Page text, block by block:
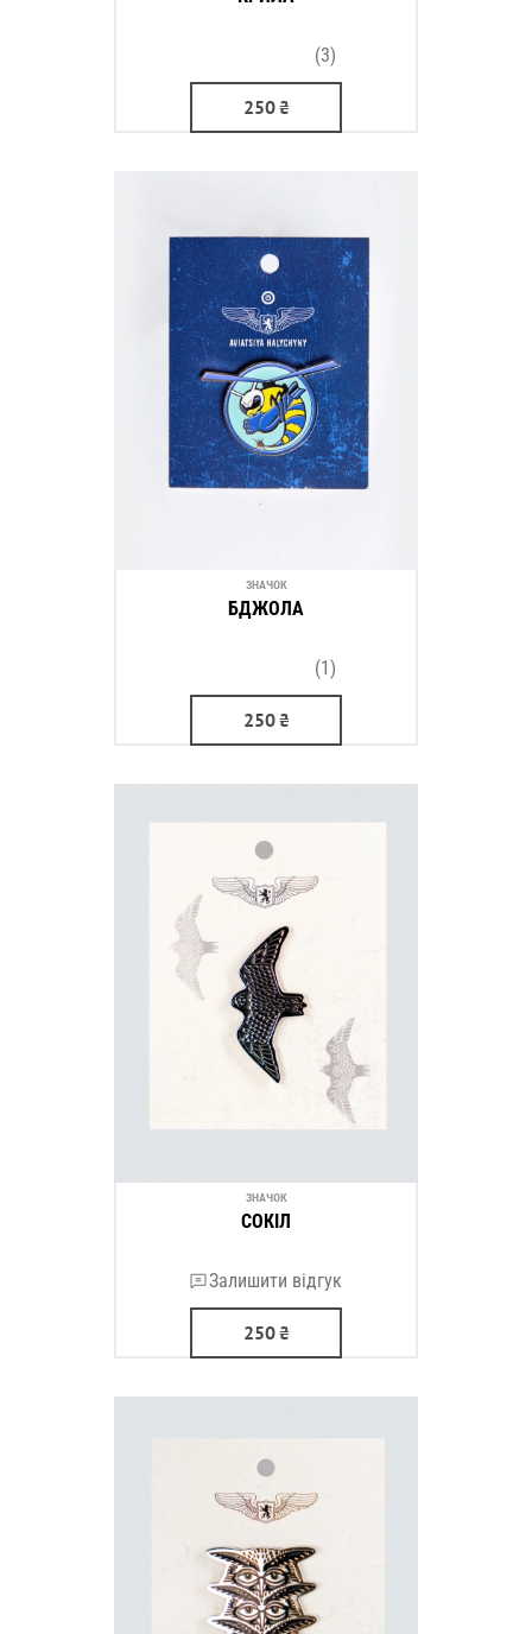
(3)
250₴
ЗНАЧОК
БДЖОЛА
(1)
250₴
ЗНАЧОК
СОКІЛ
Залишити відгук
250₴